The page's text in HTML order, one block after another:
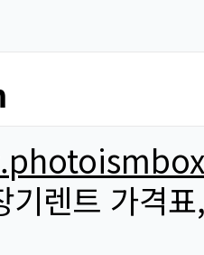
기렌트 가격